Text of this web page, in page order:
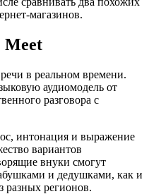
магазинов.
Meet
в реальном времени.
аудиомодель от
разговора с
интонация и выражение
вариантов
внуки смогут
и дедушками, как и
разных регионов.